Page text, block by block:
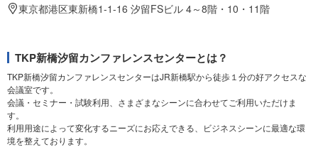
東京都港区東新橋1-1-16 汐留FSビル 4～8階・10・11階
TKP新橋汐留カンファレンスセンターとは？
TKP新橋汐留カンファレンスセンターはJR新橋駅から徒歩１分の好アクセスな
会議室です。
会議・セミナー・試験利用、さまざまなシーンに合わせてご利用いただけま
す。
利用用途によって変化するニーズにお応えできる、ビジネスシーンに最適な環
境を整えております。